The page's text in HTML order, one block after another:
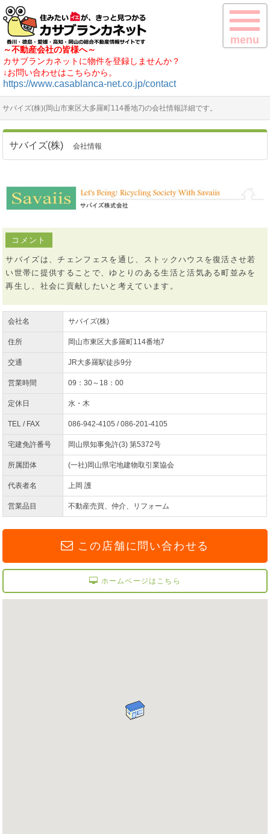
～不動産会社の皆様へ～
カサブランカネットに物件を登録しませんか？
↓お問い合わせはこちらから。
https://www.casablanca-net.co.jp/contact
menu
サバイズ(株)(岡山市東区大多羅町114番地7)の会社情報詳細です。
サバイズ(株)会社情報
コメント
サバイズは、チェンフェスを通じ、ストックハウスを復活させ若
い世帯に提供することで、ゆとりのある生活と活気ある町並みを
再生し、社会に貢献したいと考えています。
会社名 サバイズ(株)
住所 岡山市東区大多羅町114番地7
交通 JR大多羅駅徒歩9分
営業時間 09：30～18：00
定休日 水・木
TEL / FAX 086-942-4105 / 086-201-4105
宅建免許番号 岡山県知事免許(3) 第5372号
所属団体 (一社)岡山県宅地建物取引業協会
代表者名 上岡 護
営業品目 不動産売買、仲介、リフォーム
この店舗に問い合わせる
ホームページはこちら